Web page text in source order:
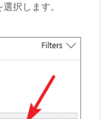
択します。